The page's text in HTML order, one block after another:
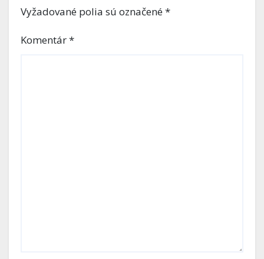
Vyžadované polia sú označené*
Komentár*